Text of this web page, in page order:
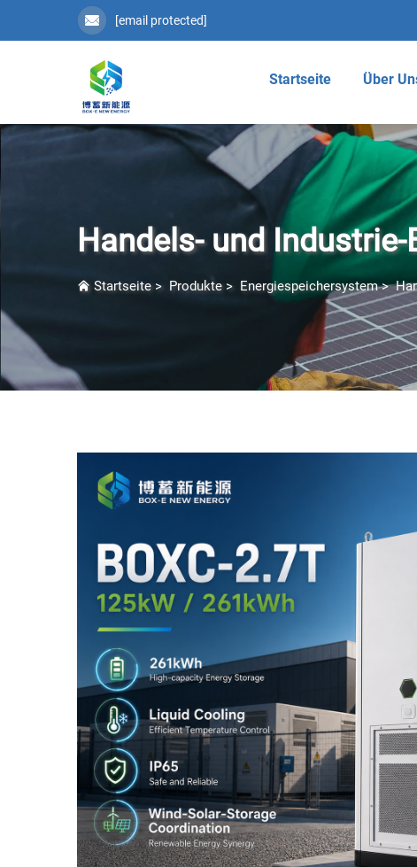
[email protected]
Startseite Über
Handels- und
Startseite> Produkte > Energiespeichersystem>